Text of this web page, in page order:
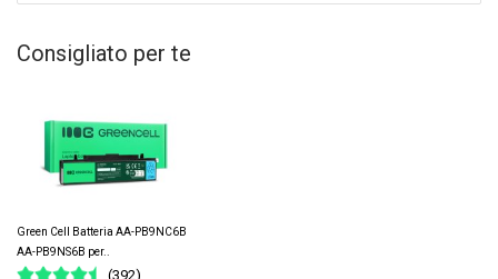
Consigliato per te
Green Cell Batteria AA-PB9NC6B
AA-PB9NS6B per..
(392)